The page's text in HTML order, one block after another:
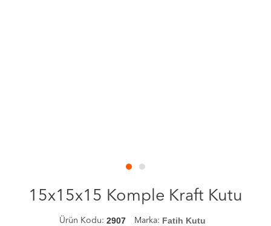
15x15x15 Komple Kraft Kutu
Ürün Kodu: 2907 Marka: Fatih Kutu